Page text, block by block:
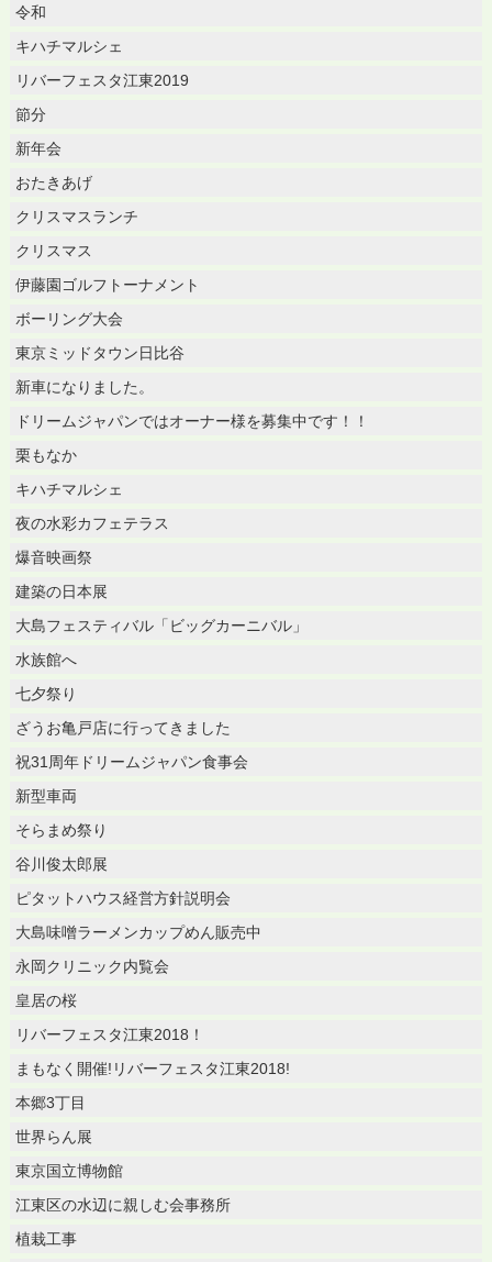
令和
キハチマルシェ
リバーフェスタ江東2019
節分
新年会
おたきあげ
クリスマスランチ
クリスマス
伊藤園ゴルフトーナメント
ボーリング大会
東京ミッドタウン日比谷
新車になりました。
ドリームジャパンではオーナー様を募集中です！！
栗もなか
キハチマルシェ
夜の水彩カフェテラス
爆音映画祭
建築の日本展
大島フェスティバル「ビッグカーニバル」
水族館へ
七夕祭り
ざうお亀戸店に行ってきました
祝31周年ドリームジャパン食事会
新型車両
そらまめ祭り
谷川俊太郎展
ピタットハウス経営方針説明会
大島味噌ラーメンカップめん販売中
永岡クリニック内覧会
皇居の桜
リバーフェスタ江東2018！
まもなく開催!リバーフェスタ江東2018!
本郷3丁目
世界らん展
東京国立博物館
江東区の水辺に親しむ会事務所
植栽工事